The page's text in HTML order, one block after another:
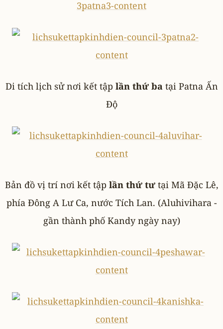
Di tích lịch sử nơi kết tập lần thứ batại Patna Ấn
Độ
Bản đồ vị trí nơi kết tập lần thứ tư tại Mã Đặc Lê,
phía Đông A Lư Ca, nước Tích Lan. (Aluhivihara -
gần thành phố Kandy ngày nay)